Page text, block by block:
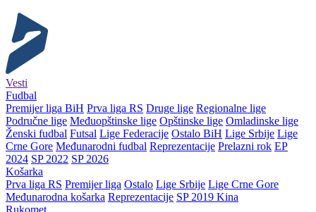
Vesti
Fudbal
Premijer liga BiH Prva liga RS Druge lige Regionalne lige
Područne lige Međuopštinske lige Opštinske lige Omladinske lige
Ženski fudbal Futsal Lige Federacije Ostalo BiH Lige Srbije Lige
Crne Gore Međunarodni fudbal Reprezentacije Prelazni rok EP
2024 SP 2022 SP 2026
Košarka
Prva liga RS Premijer liga Ostalo Lige Srbije Lige Crne Gore
Međunarodna košarka Reprezentacije SP 2019 Kina
Rukomet